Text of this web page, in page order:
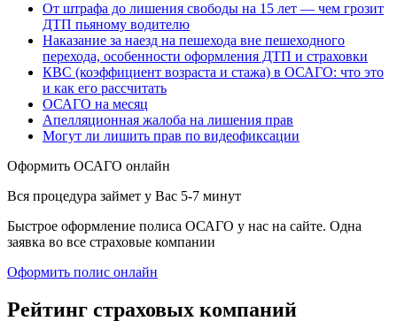
От штрафа до лишения свободы на 15 лет — чем грозит
ДТП пьяному водителю
Наказание за наезд на пешехода вне пешеходного
перехода, особенности оформления ДТП и страховки
КВС (коэффициент возраста и стажа) в ОСАГО: что это
и как его рассчитать
ОСАГО на месяц
Апелляционная жалоба на лишения прав
Могут ли лишить прав по видеофиксации
Оформить ОСАГО онлайн
Вся процедура займет у Вас 5-7 минут
Быстрое оформление полиса ОСАГО у нас на сайте. Одна
заявка во все страховые компании
Оформить полис онлайн
Рейтинг страховых компаний